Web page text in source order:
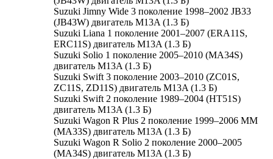
Suzuki Jimny Wide 3 поколение 1998–2002 JB33
(JB43W) двигатель M13A (1.3 Б)
Suzuki Liana 1 поколение 2001–2007 (ERA11S,
ERC11S) двигатель M13A (1.3 Б)
Suzuki Solio 1 поколение 2005–2010 (MA34S)
двигатель M13A (1.3 Б)
Suzuki Swift 3 поколение 2003–2010 (ZC01S,
ZC11S, ZD11S) двигатель M13A (1.3 Б)
Suzuki Swift 2 поколение 1989–2004 (HT51S)
двигатель M13A (1.3 Б)
Suzuki Wagon R Plus 2 поколение 1999–2006 MM
(MA33S) двигатель M13A (1.3 Б)
Suzuki Wagon R Solio 2 поколение 2000–2005
(MA34S) двигатель M13A (1.3 Б)